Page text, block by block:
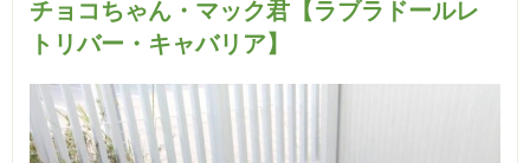
チョコちゃん・マック君【ラブラドールレ
トリバー・キャバリア】